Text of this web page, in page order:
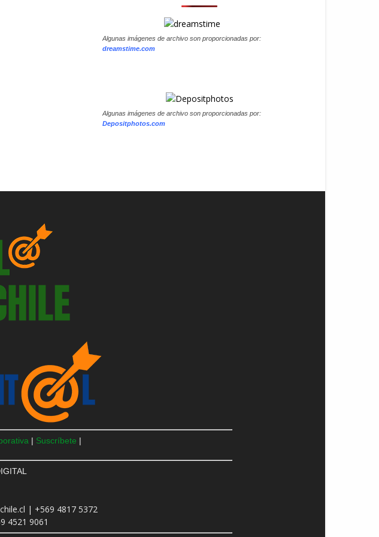
Algunas imágenes de archivo son proporcionadas por:
dreamstime.com
Algunas imágenes de archivo son proporcionadas por:
Depositphotos.com
| Suscríbete |
| +569 4817 5372
4521 9061